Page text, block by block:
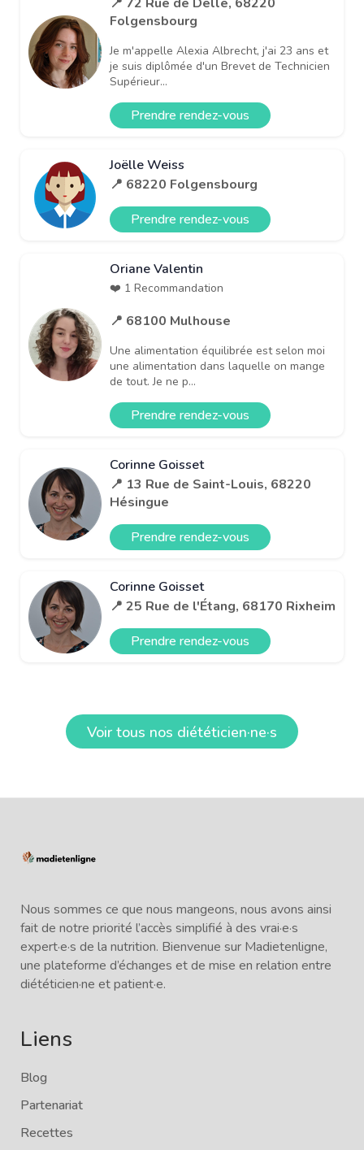
Folgensbourg
Je m'appelle Alexia Albrecht, j'ai 23 ans et
je suis diplômée d'un Brevet de Technicien
Supérieur...
Prendre rendez-vous
Joëlle Weiss
📍 68220 Folgensbourg
Prendre rendez-vous
Oriane Valentin
❤️ 1 Recommandation
📍 68100 Mulhouse
Une alimentation équilibrée est selon moi
une alimentation dans laquelle on mange
de tout. Je ne p...
Prendre rendez-vous
Corinne Goisset
📍 13 Rue de Saint-Louis, 68220
Hésingue
Prendre rendez-vous
Corinne Goisset
📍 25 Rue de l'Étang, 68170 Rixheim
Prendre rendez-vous
Voir tous nos diététicien·ne·s
Nous sommes ce que nous mangeons, nous avons ainsi
fait de notre priorité l’accès simplifié à des vrai·e·s
expert·e·s de la nutrition. Bienvenue sur Madietenligne,
une plateforme d’échanges et de mise en relation entre
diététicien·ne et patient·e.
Liens
Blog
Partenariat
Recettes